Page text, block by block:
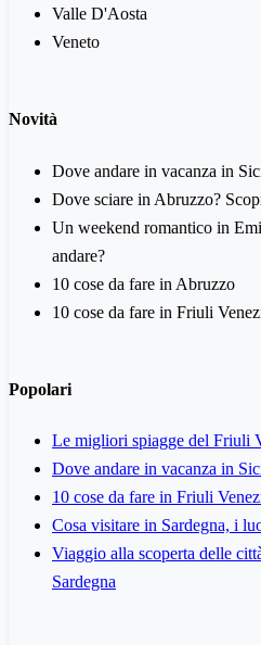
Valle D'Aosta
Veneto
Novità
Dove andare in vacanza in
Dove sciare in Abruzzo?
Un weekend romantico in
andare?
10 cose da fare in Abruzzo
10 cose da fare in Friuli
Popolari
Le migliori spiagge del Friuli
Dove andare in vacanza in
10 cose da fare in Friuli
Cosa visitare in Sardegna, i
Viaggio alla scoperta delle
Sardegna